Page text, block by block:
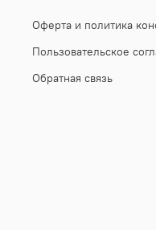
Оферта и политика
Пользовательское
Обратная связь